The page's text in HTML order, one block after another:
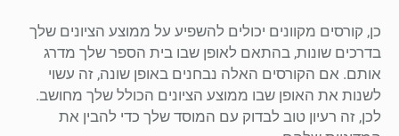
כן, קורסים מקוונים יכולים להשפיע על ממוצע הציונים שלך
בדרכים שונות, בהתאם לאופן שבו בית הספר שלך מדרג
אותם. אם הקורסים האלה נבחנים באופן שונה, זה עשוי
לשנות את האופן שבו ממוצע הציונים הכולל שלך מחושב.
לכן, זה רעיון טוב לבדוק עם המוסד שלך כדי להבין את